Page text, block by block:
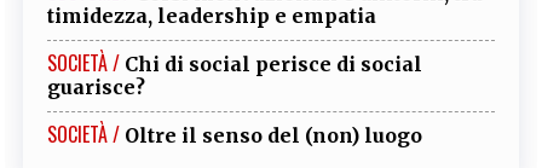
timidezza, leadership e empatia
SOCIETÀ / Chi di social perisce di social
guarisce?
SOCIETÀ / Oltre il senso del (non) luogo